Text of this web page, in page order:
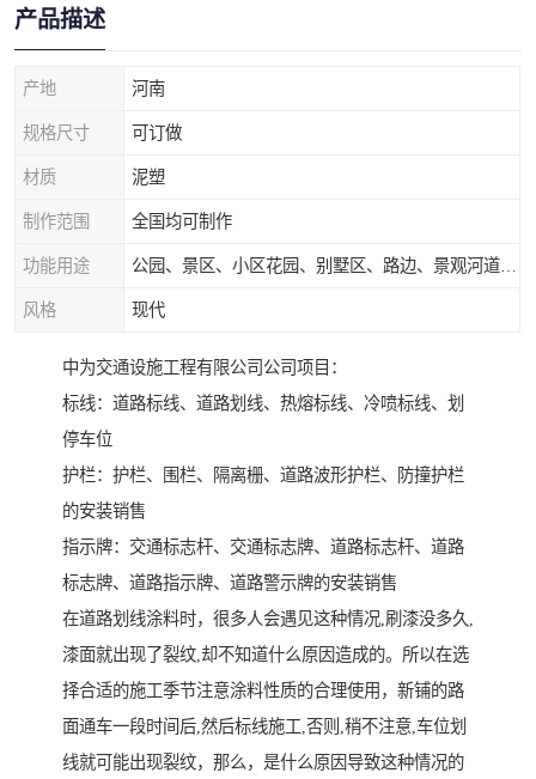
产品描述
产地 河南
规格尺寸 可订做
材质 泥塑
制作范围 全国均可制作
功能用途
风格 现代
中为交通设施工程有限公司公司项目：
标线：道路标线、道路划线、热熔标线、冷喷标线、划
停车位
护栏：护栏、围栏、隔离栅、道路波形护栏、防撞护栏
的安装销售
指示牌：交通标志杆、交通标志牌、道路标志杆、道路
标志牌、道路指示牌、道路警示牌的安装销售
在道路划线涂料时，很多人会遇见这种情况,刷漆没多久,
漆面就出现了裂纹,却不知道什么原因造成的。所以在选
择合适的施工季节注意涂料性质的合理使用，新铺的路
面通车一段时间后,然后标线施工,否则,稍不注意,车位划
线就可能出现裂纹，那么，是什么原因导致这种情况的